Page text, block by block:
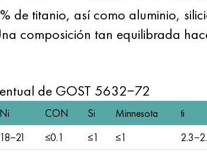
de titanio, así como aluminio,
composición tan equilibrada
de GOST 5632−72
Ni CON Si Minnesota ti
18−21 ≤0.1 ≤1 ≤1